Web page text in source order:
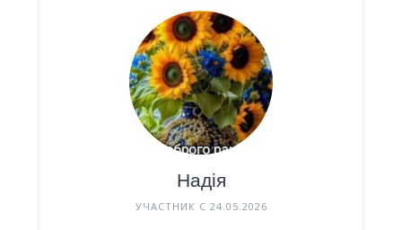
Надія
УЧАСТНИК С 24.05.2026